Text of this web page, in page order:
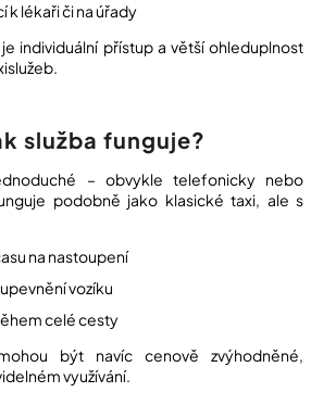
k lékaři či na úřady
individuální přístup a větší ohleduplnost
služba funguje?
– obvykle telefonicky nebo
podobně jako klasické taxi, ale s
na nastoupení
vozíku
celé cesty
být navíc cenově zvýhodněné,
využívání.